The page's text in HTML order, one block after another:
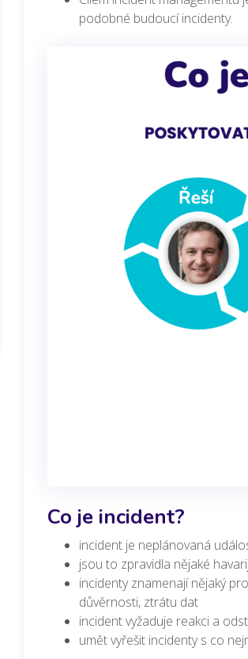
podobné budoucí incidenty.
Co je incident?
incident je neplánovaná
jsou to zpravidla nějaké
incidenty znamenají nějaký
důvěrnosti, ztrátu dat
incident vyžaduje reakci a
umět vyřešit incidenty s co